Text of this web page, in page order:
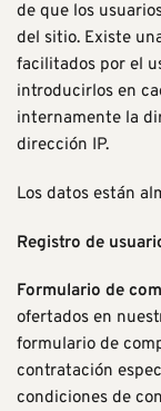
de que los
del sitio. Existe
facilitados por el
introducirlos en
internamente la
dirección IP.
Los datos están
Registro de
Formulario de
ofertados en
formulario de
contratación
condiciones de